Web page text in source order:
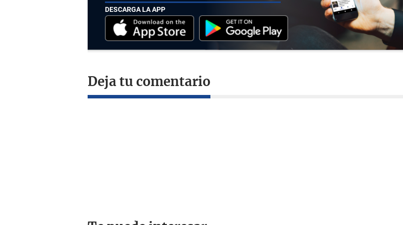
DESCARGA LA APP
Deja tu comentario